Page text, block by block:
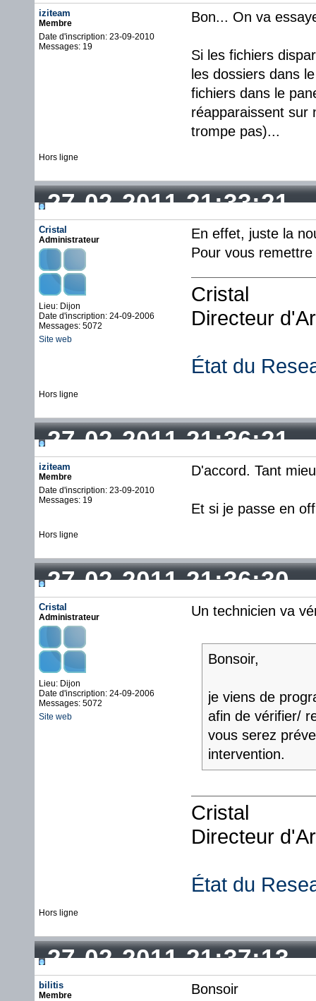
iziteam
Membre
Date d'inscription: 23-09-2010
Messages: 19
Bon... On va
Si les fichiers
les dossiers dans
fichiers dans le
réapparaissent sur
trompe pas)...
Hors ligne
27-02-2011 21:33:21
Cristal
Administrateur
Lieu: Dijon
Date d'inscription: 24-09-2006
Messages: 5072
Site web
En effet, juste la
Pour vous
Cristal
Directeur
État du
Hors ligne
27-02-2011 21:36:21
iziteam
Membre
Date d'inscription: 23-09-2010
Messages: 19
D'accord. Tant
Et si je passe en
Hors ligne
27-02-2011 21:36:30
Cristal
Administrateur
Lieu: Dijon
Date d'inscription: 24-09-2006
Messages: 5072
Site web
Un technicien va
Bonsoir,
je viens de
afin de vérifier/
vous serez
intervention.
Cristal
Directeur
État du
Hors ligne
27-02-2011 21:37:13
bilitis
Membre
Bonsoir